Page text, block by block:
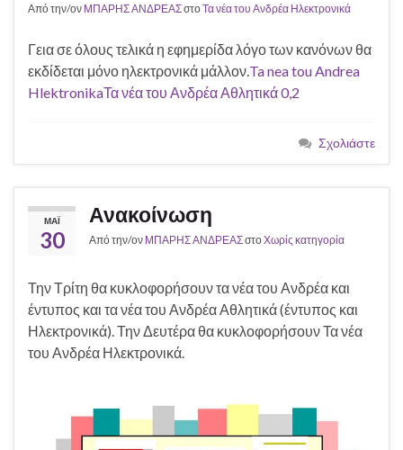
Από την/ον ΜΠΑΡΗΣ ΑΝΔΡΕΑΣστοΤα νέα του Ανδρέα Ηλεκτρονικά
Γεια σε όλους τελικά η εφημερίδα λόγο των κανόνων θα
εκδίδεται μόνο ηλεκτρονικά μάλλον. Ta nea tou Andrea
HlektronikaΤα νέα του Ανδρέα Αθλητικά 0,2
Σχολιάστε
ΜΆΙ
30
Ανακοίνωση
Από την/ον ΜΠΑΡΗΣ ΑΝΔΡΕΑΣστοΧωρίς κατηγορία
Την Τρίτη θα κυκλοφορήσουν τα νέα του Ανδρέα και
έντυπος και τα νέα του Ανδρέα Αθλητικά (έντυπος και
Ηλεκτρονικά). Την Δευτέρα θα κυκλοφορήσουν Τα νέα
του Ανδρέα Ηλεκτρονικά.